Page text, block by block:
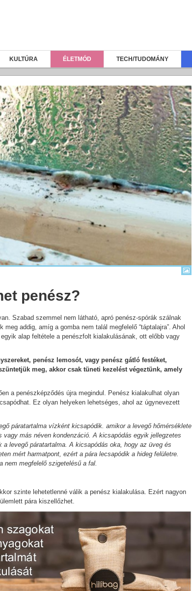
KULTÚRA ÉLETMÓD TECH/TUDOMÁNY
penész?
Szabad szemmel nem látható, apró penész-spórák szálnak
addig, amíg a gomba nem talál megfelelő “táptalajra”. Ahol
alap feltétele a penészfolt kialakulásának, ott előbb vagy
penész lemosót, vagy penész gátló festéket,
meg, akkor csak tüneti kezelést végeztünk, amely
a penészképződés újra megindul. Penész kialakulhat olyan
Ez olyan helyeken lehetséges, ahol az úgynevezett
páratartalma vízként kicsapódik. amikor a levegő hőmérséklete
más néven kondenzáció. A kicsapódás egyik jellegzetes
levegő páratartalma. A kicsapódás oka, hogy az üveg és
mért harmatpont, ezért a pára lecsapódik a hideg felületre.
nem megfelelő szigetelésű a fal.
szinte lehetetlenné válik a penész kialakulása. Ezért nagyon
pára kiszellőzhet.